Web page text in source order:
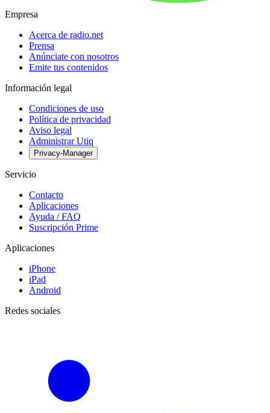
Empresa
Acerca de radio.net
Prensa
Anúnciate con nosotros
Emite tus contenidos
Información legal
Condiciones de uso
Política de privacidad
Aviso legal
Administrar Utiq
Privacy-Manager
Servicio
Contacto
Aplicaciones
Ayuda / FAQ
Suscripción Prime
Aplicaciones
iPhone
iPad
Android
Redes sociales